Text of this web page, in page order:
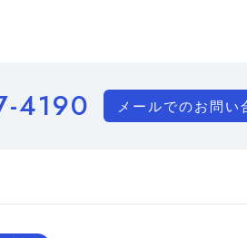
4190 メールでのお問い